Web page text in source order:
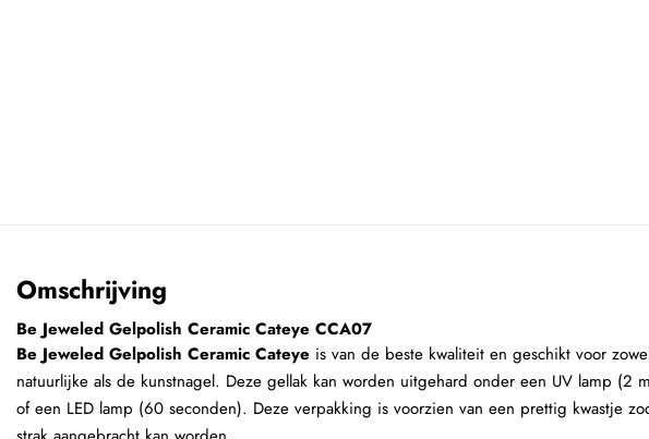
Omschrijving
Be Jeweled Gelpolish Ceramic Cateye CCA07
Be Jeweled Gelpolish Ceramic Cateye is van de beste kwaliteit en geschikt voor
natuurlijke als de kunstnagel. Deze gellak kan worden uitgehard onder een UV lamp (2
of een LED lamp (60 seconden). Deze verpakking is voorzien van een prettig kwastje